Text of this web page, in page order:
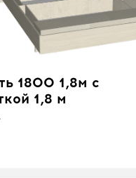
1800 1,8м с
1,8 м